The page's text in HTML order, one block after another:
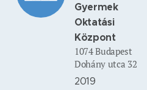
Gyermek
Oktatási
Központ
1074 Budapest
Dohány utca 32
2019